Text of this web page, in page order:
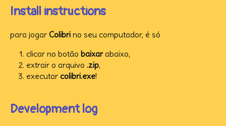
Install instructions
para jogar Colibri no seu computador, é só
clicar no botão baixarabaixo,
extrair o arquivo .zip,
executar colibri.exe!
Development log